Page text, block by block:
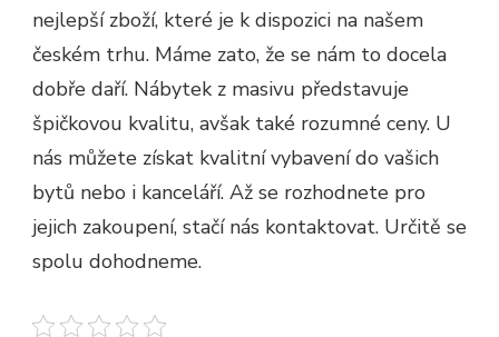
nejlepší zboží, které je k dispozici na našem
českém trhu. Máme zato, že se nám to docela
dobře daří. Nábytek z masivu představuje
špičkovou kvalitu, avšak také rozumné ceny. U
nás můžete získat kvalitní vybavení do vašich
bytů nebo i kanceláří. Až se rozhodnete pro
jejich zakoupení, stačí nás kontaktovat. Určitě se
spolu dohodneme.